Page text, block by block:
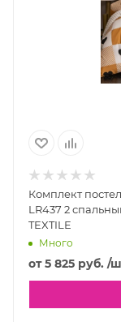
Комплект
LR437 2
TEXTILE
Много
от5 825 руб. /